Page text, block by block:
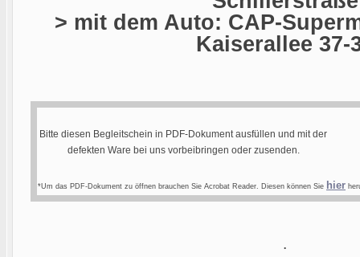
> mit dem Auto: CAP-
Kaiserallee 37-
Bitte diesen Begleitschein in PDF-Dokument ausfüllen und mit der
defekten Ware bei uns vorbeibringen oder zusenden.
*Um das PDF-Dokument zu öffnen brauchen Sie Acrobat Reader. Diesen können Sie hier
.